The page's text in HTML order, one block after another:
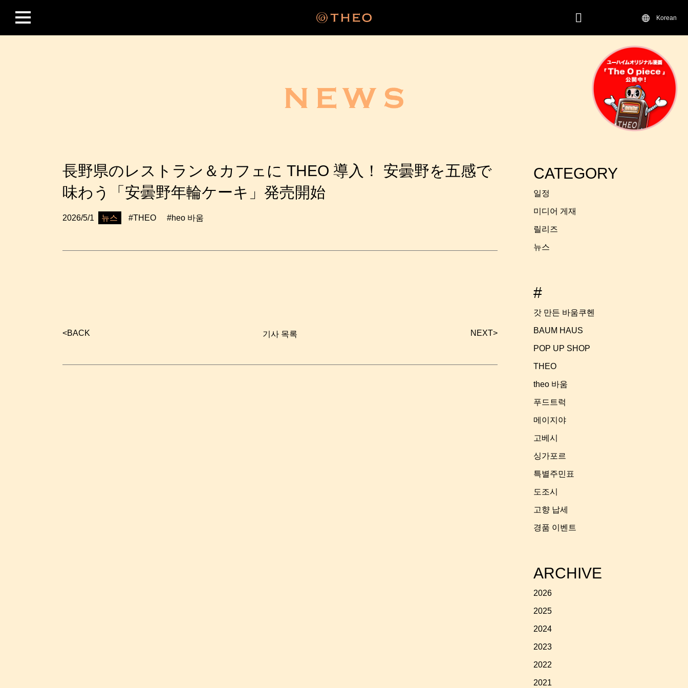
Korean
長野県のレストラン＆カフェに THEO 導入！ 安曇野を五感で
味わう「安曇野年輪ケーキ」発売開始
2026/5/1 뉴스 #THEO #heo 바움
기사 목록
글
<BACK NEXT>
CATEGORY
일정
미디어 게재
릴리즈
뉴스
#
갓 만든 바움쿠헨
BAUM HAUS
POP UP SHOP
THEO
theo 바움
푸드트럭
메이지야
고베시
싱가포르
특별주민표
도조시
고향 납세
경품 이벤트
ARCHIVE
2026
2025
2024
2023
2022
2021